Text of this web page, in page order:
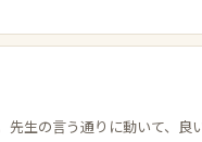
生の言う通りに動いて、良